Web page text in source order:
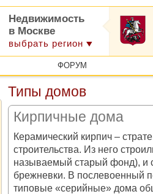
Недвижимость
в Москве
выбрать регион
ФОРУМ
Типы домов
Кирпичные дома
Керамический кирпич –
строительства. Из него
называемый старый фонд), и
брежневки. В послевоенный
типовые «серийные» дома